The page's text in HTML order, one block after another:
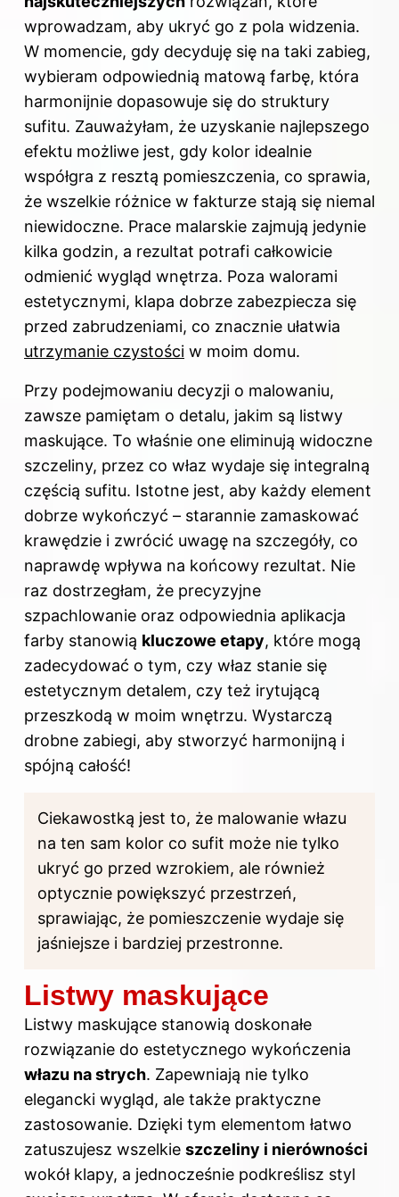
wprowadzam, aby ukryć go z pola widzenia.
W momencie, gdy decyduję się na taki zabieg,
wybieram odpowiednią matową farbę, która
harmonijnie dopasowuje się do struktury
sufitu. Zauważyłam, że uzyskanie najlepszego
efektu możliwe jest, gdy kolor idealnie
współgra z resztą pomieszczenia, co sprawia,
że wszelkie różnice w fakturze stają się niemal
niewidoczne. Prace malarskie zajmują jedynie
kilka godzin, a rezultat potrafi całkowicie
odmienić wygląd wnętrza. Poza walorami
estetycznymi, klapa dobrze zabezpiecza się
przed zabrudzeniami, co znacznie ułatwia
utrzymanie czystości w moim domu.
Przy podejmowaniu decyzji o malowaniu,
zawsze pamiętam o detalu, jakim są listwy
maskujące. To właśnie one eliminują widoczne
szczeliny, przez co właz wydaje się integralną
częścią sufitu. Istotne jest, aby każdy element
dobrze wykończyć – starannie zamaskować
krawędzie i zwrócić uwagę na szczegóły, co
naprawdę wpływa na końcowy rezultat. Nie
raz dostrzegłam, że precyzyjne
szpachlowanie oraz odpowiednia aplikacja
farby stanowią kluczowe etapy, które mogą
zadecydować o tym, czy właz stanie się
estetycznym detalem, czy też irytującą
przeszkodą w moim wnętrzu. Wystarczą
drobne zabiegi, aby stworzyć harmonijną i
spójną całość!
Ciekawostką jest to, że malowanie włazu
na ten sam kolor co sufit może nie tylko
ukryć go przed wzrokiem, ale również
optycznie powiększyć przestrzeń,
sprawiając, że pomieszczenie wydaje się
jaśniejsze i bardziej przestronne.
Listwy maskujące
Listwy maskujące stanowią doskonałe
rozwiązanie do estetycznego wykończenia
włazu na strych. Zapewniają nie tylko
elegancki wygląd, ale także praktyczne
zastosowanie. Dzięki tym elementom łatwo
zatuszujesz wszelkie szczeliny i nierówności
wokół klapy, a jednocześnie podkreślisz styl